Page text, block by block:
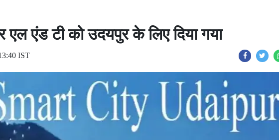
एल एंड टी को उदयपुर के लिए दिया गया
IST